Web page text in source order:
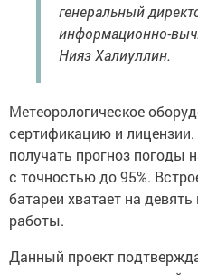
генеральный
информационно-
Нияз Халиуллин.
Метеорологическое
сертификацию и
получать прогноз погоды
с точностью до 95%.
батареи хватает на
работы.
Данный проект